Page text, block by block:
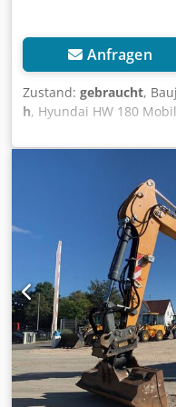
Anfragen
Zustand: gebraucht,
h, Hyundai HW 180
Betriebsstunden: nur
Schnellwechsler,
Verstellausleger,
Rechts, links & Heck,
[127kW/173PS],
einsatzbereit!, Auf
Leasing- oder
betreut Sie gerne.,
unserer Homepage.,
vorbehalten! englisch:
Year of Manufacture:
hours!, OilQuick OQ70/
backhoe bucket, blade
and shear hydraulics,
radio, air conditioning,